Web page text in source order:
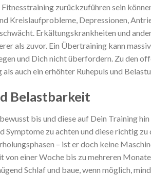
zurückzuführen sein
Kreislaufprobleme, Depressionen,
Erkältungskrankheiten und
als zuvor. Ein Übertraining kann
und Dich nicht überfordern. Zu den
auch ein erhöhter Ruhepuls und
Belastbarkeit
bis und diese auf Dein Training
zu achten und diese richtig
– ist er doch keine
einer Woche bis zu mehreren
Schlaf und baue, wenn möglich,